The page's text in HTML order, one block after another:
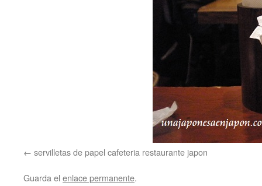
servilletas de papel cafeteria restaurante japon
Guarda el enlace permanente.